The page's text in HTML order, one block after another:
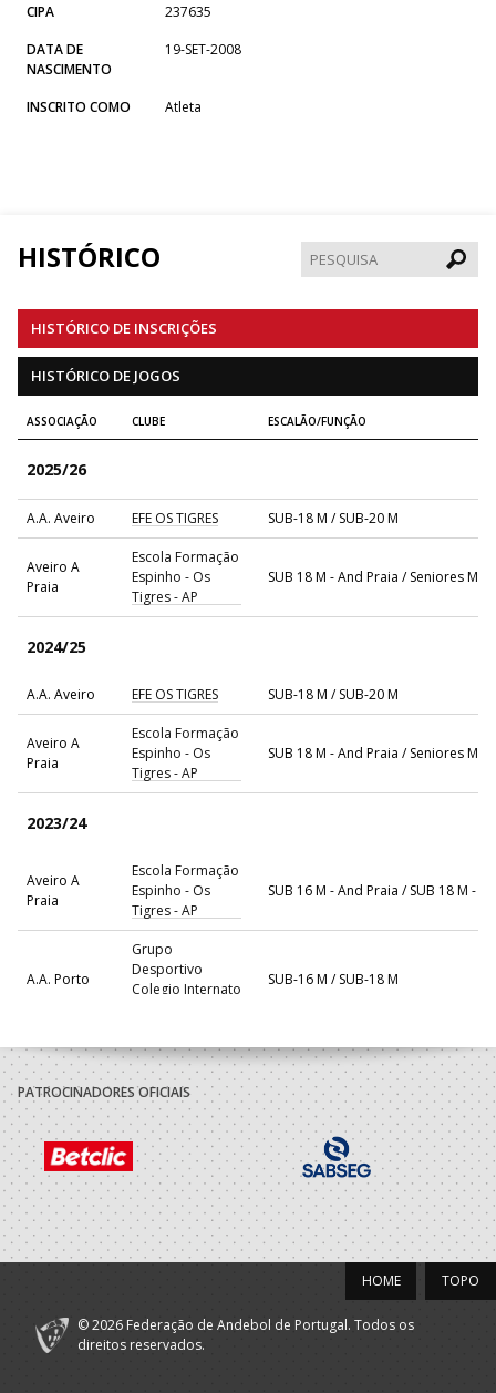
CIPA
237635
DATA DE
NASCIMENTO
19-SET-2008
INSCRITO COMO Atleta
HISTÓRICO
HISTÓRICO DE INSCRIÇÕES
HISTÓRICO DE JOGOS
ASSOCIAÇÃO CLUBE ESCALÃO/FUNÇÃO
2025/26
A.A. Aveiro EFE OS TIGRES SUB-18 M / SUB-20 M
Aveiro A
Praia
Escola Formação
Espinho - Os
Tigres - AP
SUB 18 M - And Praia / Seniores M -
2024/25
A.A. Aveiro EFE OS TIGRES SUB-18 M / SUB-20 M
Aveiro A
Praia
Escola Formação
Espinho - Os
Tigres - AP
SUB 18 M - And Praia / Seniores M -
2023/24
Aveiro A
Praia
Escola Formação
Espinho - Os
Tigres - AP
SUB 16 M - And Praia / SUB 18 M -
A.A. Porto
Grupo
Desportivo
Colegio Internato
SUB-16 M / SUB-18 M
2022/23
Porto A
Praia
Escola Formaçao
Espinho - Os
Tigres
SUB 16 M - And Praia / SUB 18 M -
A.A. Porto
Grupo
Desportivo
Colegio Internato
Carvalhos
SUB-16 M / SUB-18 M
Grupo
PATROCINADORES OFICIAIS
TOPO
HOME
© 2026 Federação de Andebol de Portugal. Todos os
direitos reservados.